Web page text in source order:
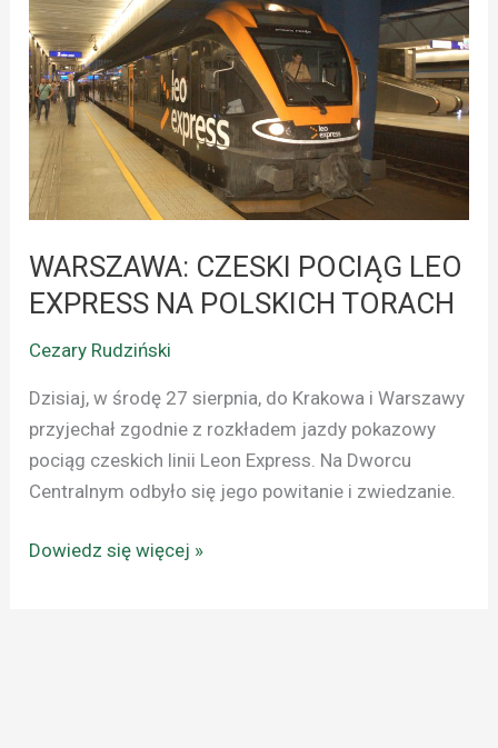
WARSZAWA: CZESKI POCIĄG LEO
EXPRESS NA POLSKICH TORACH
Cezary Rudziński
Dzisiaj, w środę 27 sierpnia, do Krakowa i Warszawy
przyjechał zgodnie z rozkładem jazdy pokazowy
pociąg czeskich linii Leon Express. Na Dworcu
Centralnym odbyło się jego powitanie i zwiedzanie.
CZESKI
POCIĄG
LEO
EXPRESS
NA
POLSKICH
TORACH
Dowiedz się więcej »